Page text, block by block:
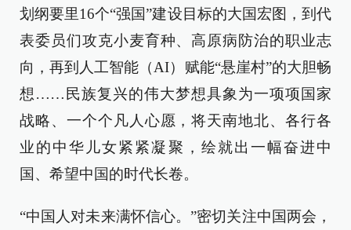
划纲要里16个“强国”建设目标的大国宏图，到代
表委员们攻克小麦育种、高原病防治的职业志
向，再到人工智能（AI）赋能“悬崖村”的大胆畅
想……民族复兴的伟大梦想具象为一项项国家
战略、一个个凡人心愿，将天南地北、各行各
业的中华儿女紧紧凝聚，绘就出一幅奋进中
国、希望中国的时代长卷。
“中国人对未来满怀信心。”密切关注中国两会，